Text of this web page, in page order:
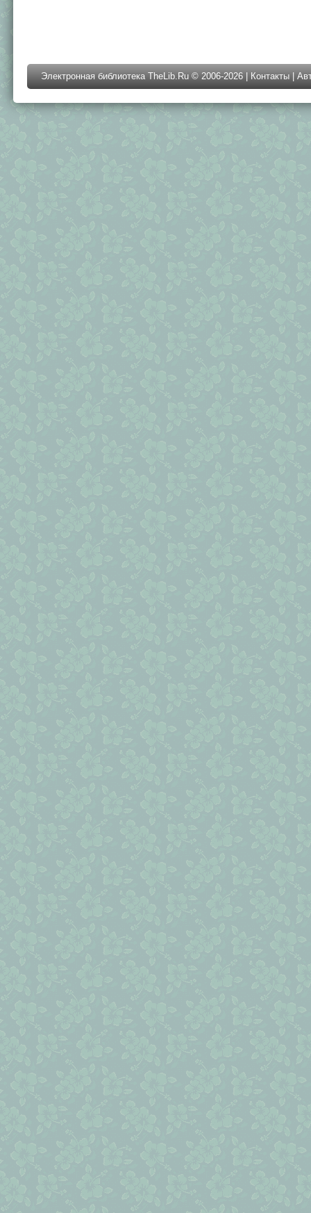
Электронная библиотека TheLib.Ru © 2006-2026 | Контакты |